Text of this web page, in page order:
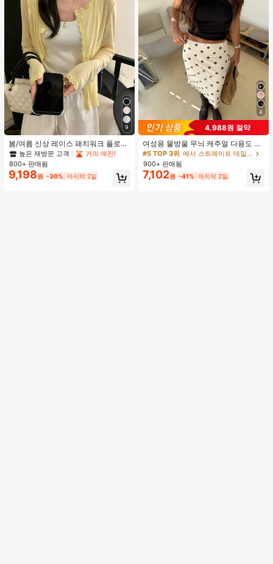
9
봄/여름 신상 레이스 패치워크 플로럴
트림 소프트 니트 가디건 경량 재킷 탑
여성용, 코티지코어 옐로우
높은 재방문 고객
거의 매진!
800+ 판매됨
9,198원 -30% 마지막 2일
4
4,988원 절약
여성용 물방울 무늬 캐주얼 다용도 데
이트 & 외출 A라인 스커트 봄
#5 TOP 3위
에서 스트레이트 데일리 스커트
900+ 판매됨
7,102원 -41% 마지막 2일